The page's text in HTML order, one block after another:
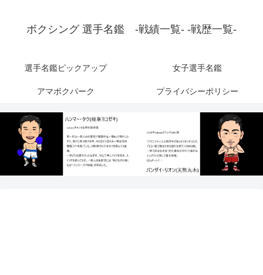
ボクシング 選手名鑑 -戦績一覧- -戦歴一覧-
選手名鑑ピックアップ 女子選手名鑑
アマボクパーク プライバシーポリシー